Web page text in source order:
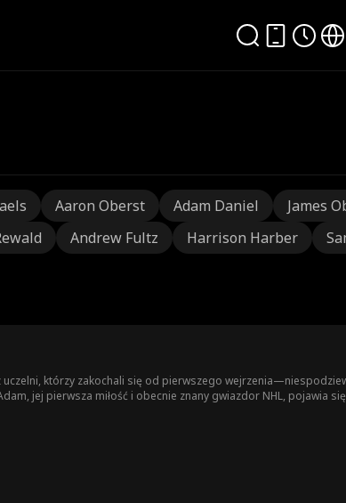
Aaron Oberst Adam Daniel James
Andrew Fultz Harrison Harber
którzy zakochali się od pierwszego
jej pierwsza miłość i obecnie znany gwiazdor NHL, pojawia